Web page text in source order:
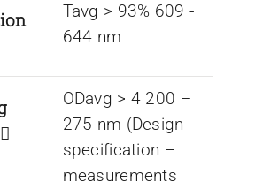
Tavg > 93% 609 ­-
644 nm
ODavg > 4 200 –
275 nm (Design
specification –
measurements